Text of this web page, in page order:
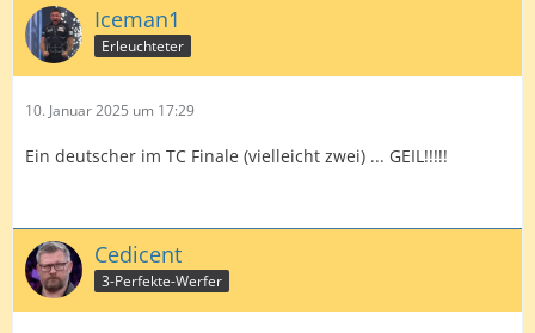
Iceman1
Erleuchteter
10. Januar 2025 um 17:29
Ein deutscher im TC Finale (vielleicht zwei) ... GEIL!!!!!
Cedicent
3-Perfekte-Werfer